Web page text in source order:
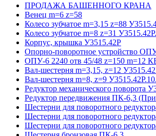
ПРОДАЖА БАШЕННОГО КРАНА
Венец m=6 z=58
Колесо зубчатое m=3,15 z=88
Колесо зубчатое m=8 z=31
Корпус, крышка У3515.42Р
Опорно-поворотное устройство
ОПУ-6 2240 отв 45/48 z=150 m=12
Вал-шестерня m=3,15, z=12
Вал-шестерня m=8, z=9
Редуктор механического поворота
Редуктор передвижения ПК-6,3
Шестерни для поворотного
Шестерни для поворотного
Шестерни для поворотного